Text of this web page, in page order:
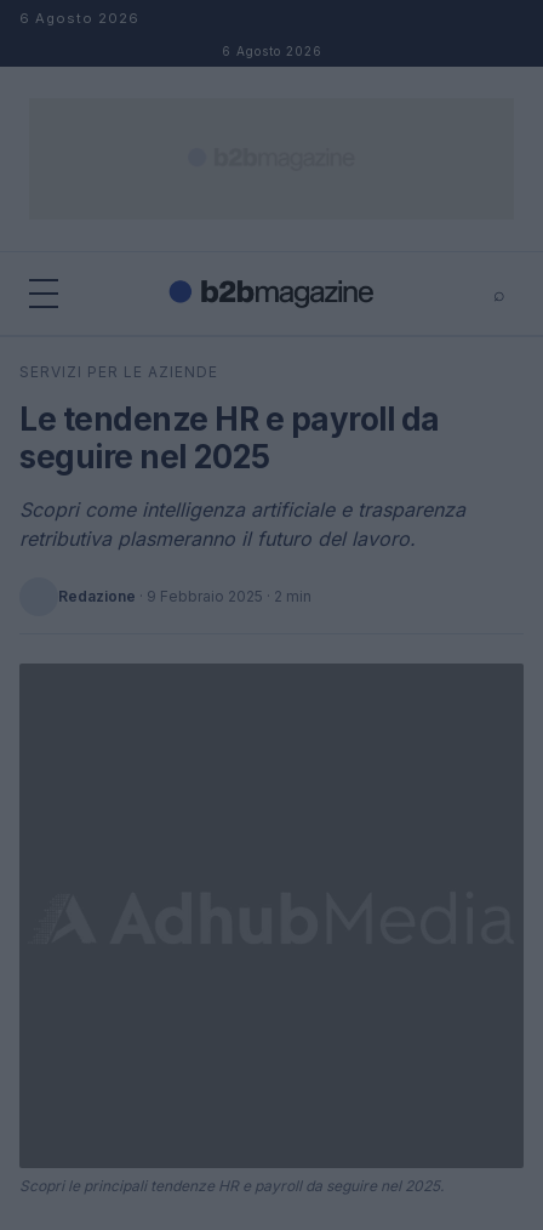
Salta al contenuto
6 Agosto 2026
6 Agosto 2026
⌕
Cerca
SERVIZI PER LE AZIENDE
Le tendenze HR e payroll da
seguire nel 2025
Scopri come intelligenza artificiale e trasparenza
retributiva plasmeranno il futuro del lavoro.
Redazione · 9 Febbraio 2025 · 2 min
Scopri le principali tendenze HR e payroll da seguire nel 2025.